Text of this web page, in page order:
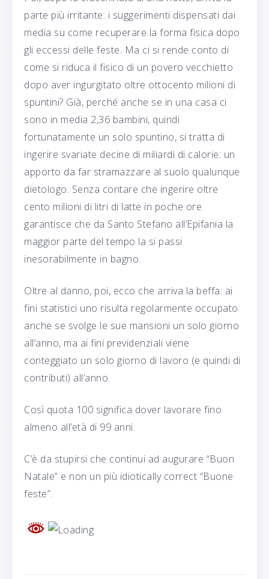
parte più irritante: i suggerimenti dispensati dai
media su come recuperare la forma fisica dopo
gli eccessi delle feste. Ma ci si rende conto di
come si riduca il fisico di un povero vecchietto
dopo aver ingurgitato oltre ottocento milioni di
spuntini? Già, perché anche se in una casa ci
sono in media 2,36 bambini, quindi
fortunatamente un solo spuntino, si tratta di
ingerire svariate decine di miliardi di calorie: un
apporto da far stramazzare al suolo qualunque
dietologo. Senza contare che ingerire oltre
cento milioni di litri di latte in poche ore
garantisce che da Santo Stefano all’Epifania la
maggior parte del tempo la si passi
inesorabilmente in bagno.
Oltre al danno, poi, ecco che arriva la beffa: ai
fini statistici uno risulta regolarmente occupato
anche se svolge le sue mansioni un solo giorno
all’anno, ma ai fini previdenziali viene
conteggiato un solo giorno di lavoro (e quindi di
contributi) all’anno.
Così quota 100 significa dover lavorare fino
almeno all’età di 99 anni.
C’è da stupirsi che continui ad augurare “Buon
Natale” e non un più idiotically correct “Buone
feste”.